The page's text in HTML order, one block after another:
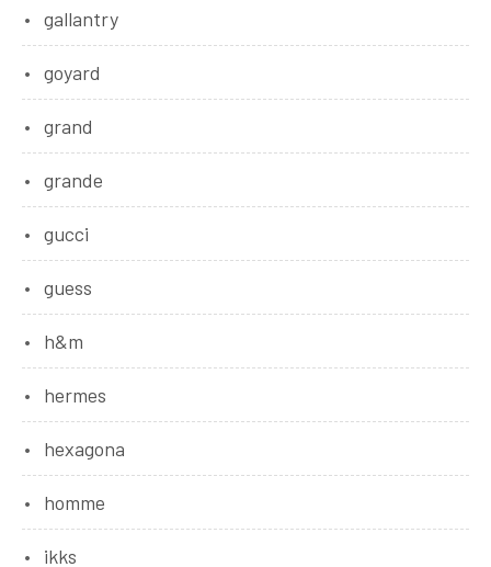
gallantry
goyard
grand
grande
gucci
guess
h&m
hermes
hexagona
homme
ikks